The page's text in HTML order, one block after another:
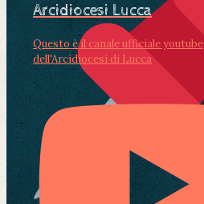
Arcidiocesi Lucca
Questo è il canale ufficiale youtube
dell'Arcidiocesi di Lucca